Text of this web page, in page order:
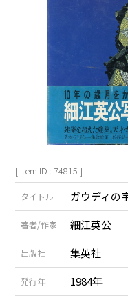
[ Item ID : 74815 ]
タイトル ガウディの
著者/作家 細江英公
出版社 集英社
発行年 1984年